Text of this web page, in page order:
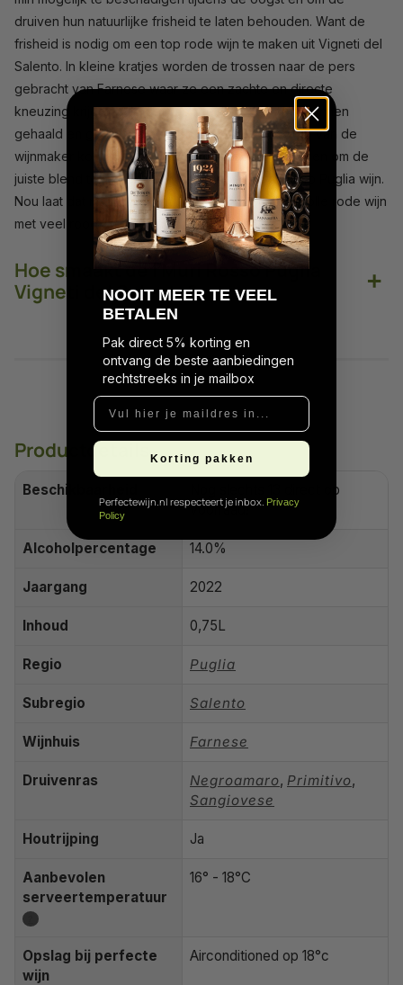
druiven hun natuurlijke frisheid te laten behouden. Want de
frisheid is nodig om een top rode wijn te maken uit Vigneti del
Salento. In kleine kratjes worden de trossen naar de pers
gebracht van Farnese waar ze een zachte en directe
kneuzing krijgen. Alle druif soorten worden apart binnen
gehaald en gevinifieerd waarna het vakmanschap van de
wijnmaker komt kijken. Hij gaat elk vat apart proeven om de
juiste blend te maken voor deze rode I Muri Rosso Puglia wijn.
Nou laat dat maar aan hem over, een zachte en volle rode wijn
met veel rood en zwart fruit is het resultaat.
Hoe smaakt de I Muri Rosso Puglia
Vigneti del Salento?
+
Productdetails
Beschikbaarheid
Nog slechts 13 direct op
voorraad!
Alcoholpercentage 14.0%
Jaargang 2022
Inhoud 0,75L
Regio Puglia
Subregio Salento
Wijnhuis Farnese
Druivenras Negroamaro, Primitivo,
Sangiovese
Houtrijping Ja
Aanbevolen
serveertemperatuur
16° - 18°C
Opslag bij perfecte
wijn
Airconditioned op 18°c
NOOIT MEER TE VEEL
BETALEN
Pak direct 5% korting en
ontvang de beste aanbiedingen
rechtstreeks in je mailbox
Vul hier je maildres in...
Korting pakken
Perfectewijn.nl respecteert je inbox. Privacy
Policy